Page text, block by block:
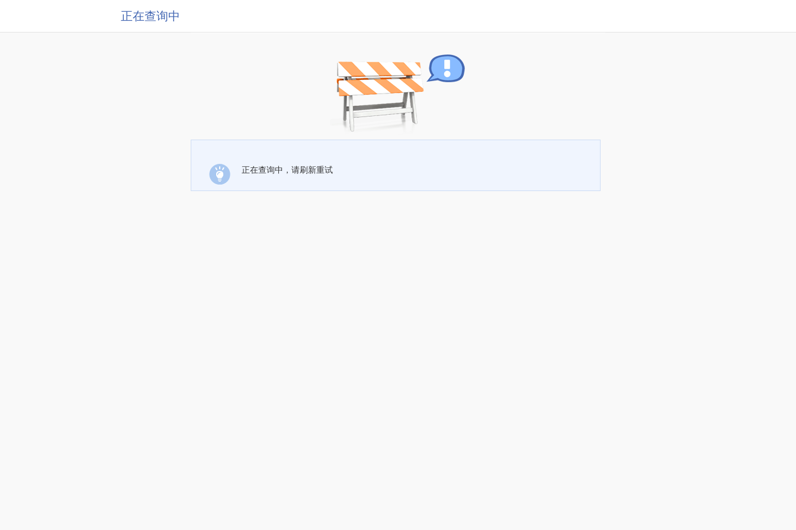
正在查询中
正在查询中，请刷新重试